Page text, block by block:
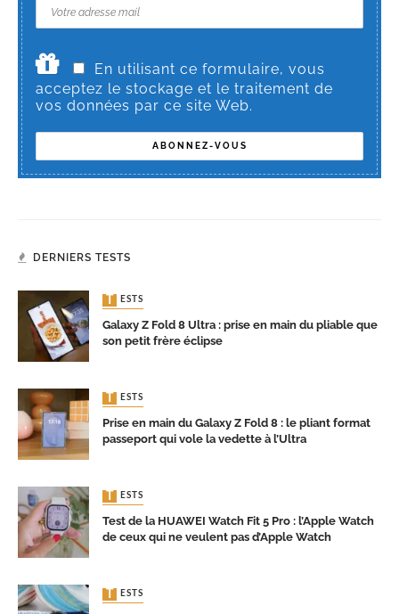
En utilisant ce formulaire, vous
acceptez le stockage et le traitement de
vos données par ce site Web.
DERNIERS TESTS
TESTS
Galaxy Z Fold 8 Ultra : prise en main du pliable que
son petit frère éclipse
TESTS
Prise en main du Galaxy Z Fold 8 : le pliant format
passeport qui vole la vedette à l’Ultra
TESTS
Test de la HUAWEI Watch Fit 5 Pro : l’Apple Watch
de ceux qui ne veulent pas d’Apple Watch
TESTS